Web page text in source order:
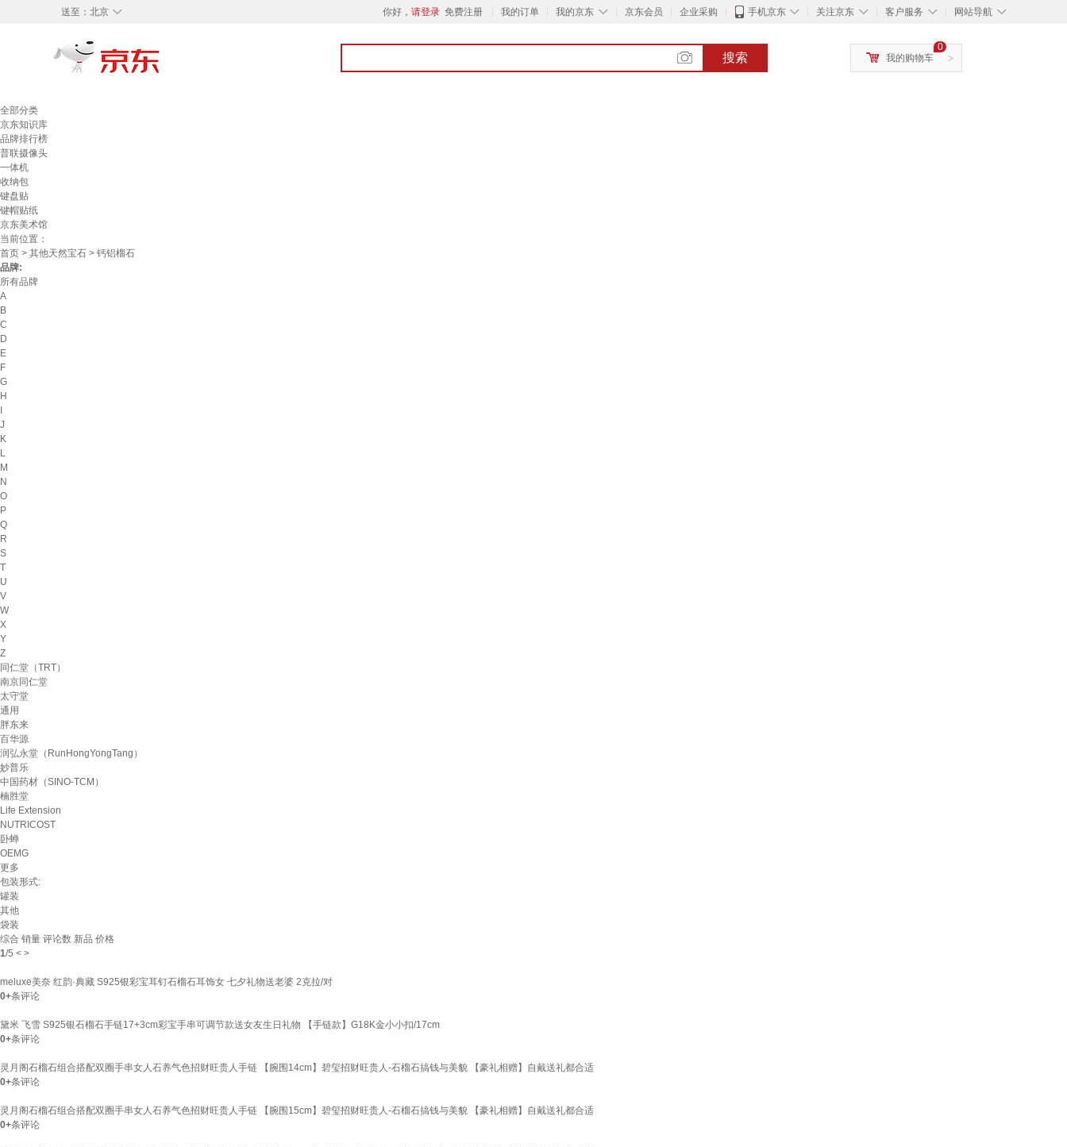
◇
送至： 北京 你好， 请登录 免费注册 我的订单 ◇
我的京东 京东会员 企业采购 ◇
手机京东 ◇
关注京东 ◇
客户服务 ◇
网站导航
搜索 >
0
我的购物车
全部分类
京东知识库
品牌排行榜
普联摄像头
一体机
收纳包
键盘贴
键帽贴纸
京东美术馆
当前位置：
首页 > 其他天然宝石 > 钙铝榴石
品牌:
所有品牌
A
B
C
D
E
F
G
H
J
K
L
M
N
O
P
Q
R
S
T
U
V
W
X
Y
Z
同仁堂（TRT）
南京同仁堂
太守堂
通用
胖东来
百华源
润弘永堂（RunHongYongTang）
妙普乐
中国药材（SINO-TCM）
楠胜堂
Life Extension
NUTRICOST
卧蝉
OEMG
更多
包装形式:
罐装
其他
袋装
综合 销量 评论数 新品 价格
1/5 < >
meluxe美奈 红韵·典藏 S925银彩宝耳钉石榴石耳饰女 七夕礼物送老婆 2克拉/对
0+条评论
黛米 飞雪 S925银石榴石手链17+3cm彩宝手串可调节款送女友生日礼物 【手链款】G18K金小小扣/17cm
0+条评论
灵月阁石榴石组合搭配双圈手串女人石养气色招财旺贵人手链 【腕围14cm】碧玺招财旺贵人-石榴石搞钱与美貌 【豪礼相赠】自戴送礼都合适
0+条评论
灵月阁石榴石组合搭配双圈手串女人石养气色招财旺贵人手链 【腕围15cm】碧玺招财旺贵人-石榴石搞钱与美貌 【豪礼相赠】自戴送礼都合适
0+条评论